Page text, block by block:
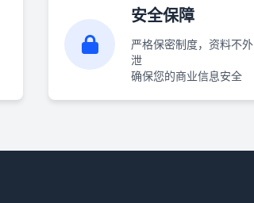
安全保障
严格保密制度，资料不外
泄
确保您的商业信息安全